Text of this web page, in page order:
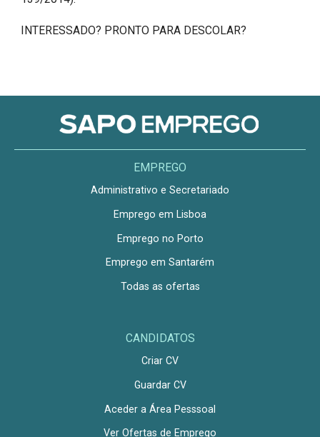
INTERESSADO? PRONTO PARA DESCOLAR?
EMPREGO
Administrativo e Secretariado
Emprego em Lisboa
Emprego no Porto
Emprego em Santarém
Todas as ofertas
CANDIDATOS
Criar CV
Guardar CV
Aceder a Área Pesssoal
Ver Ofertas de Emprego